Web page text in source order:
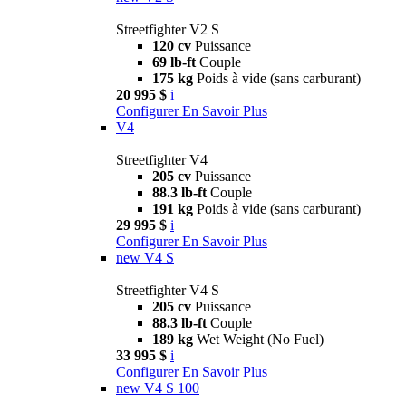
Streetfighter V2 S
120 cv Puissance
69 lb-ft Couple
175 kg Poids à vide (sans carburant)
20 995 $ i
Configurer En Savoir Plus
V4
Streetfighter V4
205 cv Puissance
88.3 lb-ft Couple
191 kg Poids à vide (sans carburant)
29 995 $ i
Configurer En Savoir Plus
new V4 S
Streetfighter V4 S
205 cv Puissance
88.3 lb-ft Couple
189 kg Wet Weight (No Fuel)
33 995 $ i
Configurer En Savoir Plus
new V4 S 100